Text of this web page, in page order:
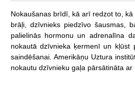
Nokaušanas brīdī, kā arī redzot to, kā
brāļi,
dzīvnieks piedzīvo šausmas,
palielinās hormonu un adrenalīna
nokautā dzīvnieka ķermenī un kļūst
saindēšanai. Amerikāņu Uztura
nokautu dzīvnieku gaļa pārsātināta ar